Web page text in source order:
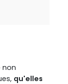
non
qu'elles